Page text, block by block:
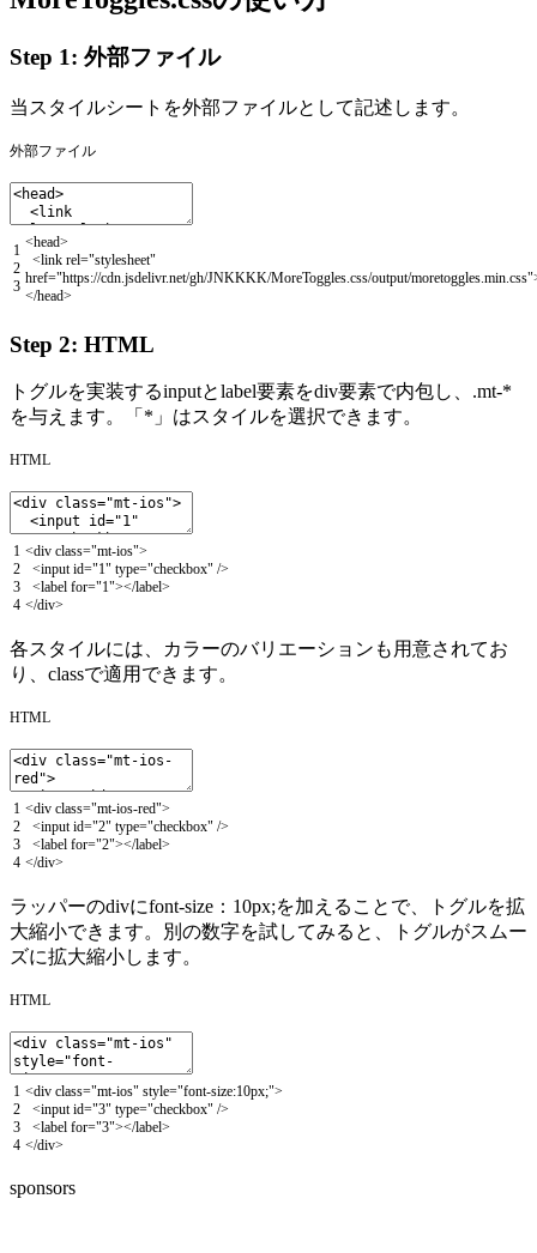
Step 1: 外部ファイル
当スタイルシートを外部ファイルとして記述します。
外部ファイル
1
2
3
<head>
<link rel="stylesheet"
href="https://cdn.jsdelivr.net/gh/JNKKKK/MoreToggles.css/output/moretoggles.min.css"
</head>
Step 2: HTML
トグルを実装するinputとlabel要素をdiv要素で内包し、.mt-*
を与えます。「*」はスタイルを選択できます。
HTML
1
2
3
4
<div class="mt-ios">
<inputid="1" type="checkbox" />
<label for="1"></label>
</div>
各スタイルには、カラーのバリエーションも用意されてお
り、classで適用できます。
HTML
1
2
3
4
<div class="mt-ios-red">
<inputid="2" type="checkbox" />
<label for="2"></label>
</div>
ラッパーのdivにfont-size：10px;を加えることで、トグルを拡
大縮小できます。別の数字を試してみると、トグルがスムー
ズに拡大縮小します。
HTML
1
2
3
4
<div class="mt-ios" style="font-size:10px;">
<input id="3" type="checkbox" />
<label for="3"></label>
</div>
sponsors